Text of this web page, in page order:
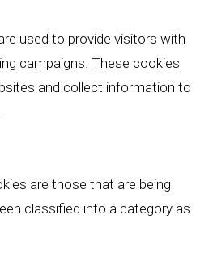
used to provide visitors with
campaigns. These cookies
and collect information to
are those that are being
classified into a category as